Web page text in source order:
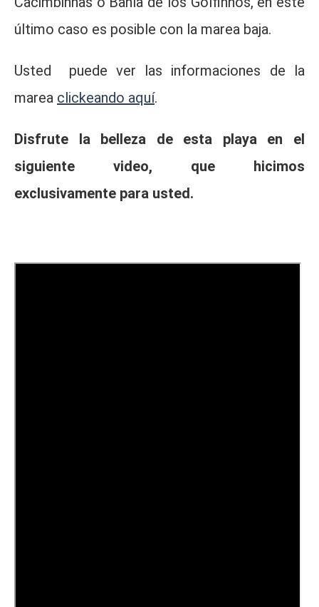
último caso es posible con la marea baja.
Usted puede ver las informaciones de la
marea clickeando aquí.
Disfrute la belleza de esta playa en el
siguiente video, que hicimos
exclusivamente para usted.